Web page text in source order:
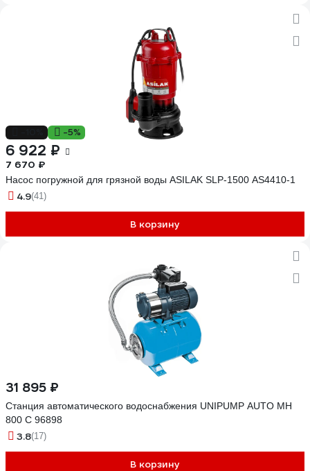
-5%
6 922 ₽
7 670 ₽
Насос погружной для грязной воды ASILAK SLP-1500 AS4410-1
4.9(41)
В корзину
31 895 ₽
Станция автоматического водоснабжения UNIPUMP AUTO MH
800 С 96898
3.8(17)
В корзину